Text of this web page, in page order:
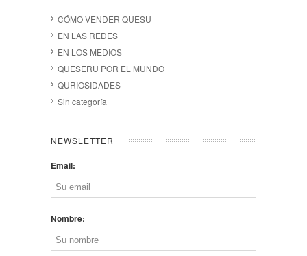
CÓMO VENDER QUESU
EN LAS REDES
EN LOS MEDIOS
QUESERU POR EL MUNDO
QURIOSIDADES
Sin categoría
NEWSLETTER
Email:
Nombre: